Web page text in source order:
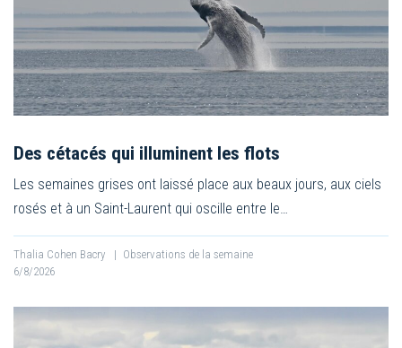
Des cétacés qui illuminent les flots
Les semaines grises ont laissé place aux beaux jours, aux ciels
rosés et à un Saint-Laurent qui oscille entre le…
Thalia Cohen Bacry | Observations de la semaine
6/8/2026